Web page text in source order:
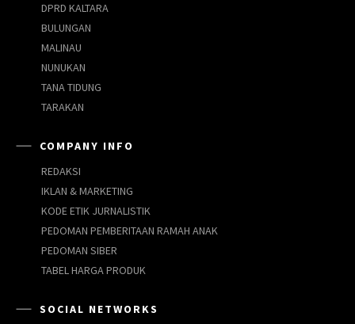
DPRD KALTARA
BULUNGAN
MALINAU
NUNUKAN
TANA TIDUNG
TARAKAN
COMPANY INFO
REDAKSI
IKLAN & MARKETING
KODE ETIK JURNALISTIK
PEDOMAN PEMBERITAAN RAMAH ANAK
PEDOMAN SIBER
TABEL HARGA PRODUK
SOCIAL NETWORKS